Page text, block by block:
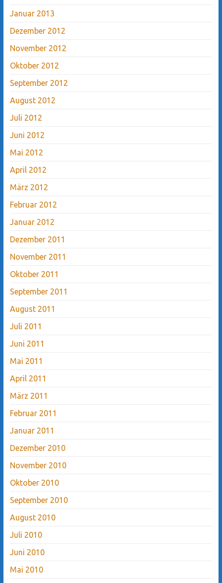
Januar 2013
Dezember 2012
November 2012
Oktober 2012
September 2012
August 2012
Juli 2012
Juni 2012
Mai 2012
April 2012
März 2012
Februar 2012
Januar 2012
Dezember 2011
November 2011
Oktober 2011
September 2011
August 2011
Juli 2011
Juni 2011
Mai 2011
April 2011
März 2011
Februar 2011
Januar 2011
Dezember 2010
November 2010
Oktober 2010
September 2010
August 2010
Juli 2010
Juni 2010
Mai 2010